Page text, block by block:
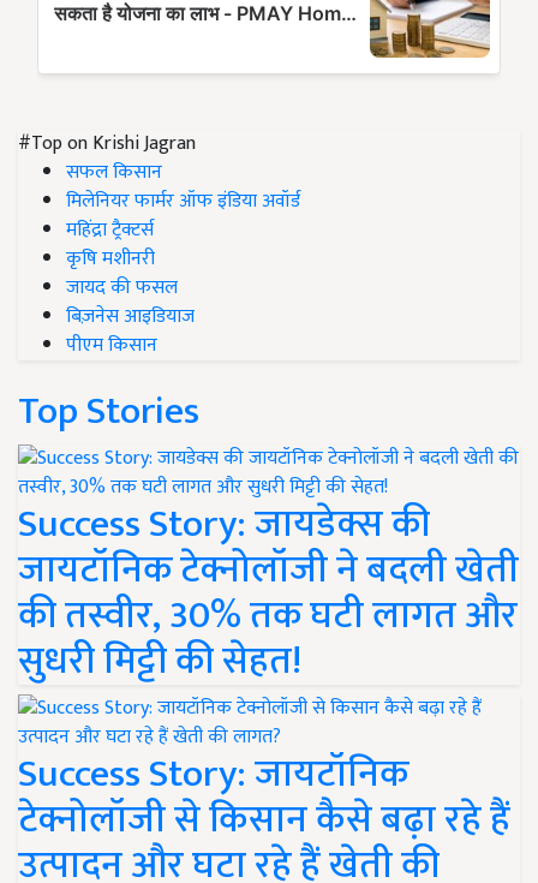
#Top on Krishi Jagran
सफल किसान
मिलेनियर फार्मर ऑफ इंडिया अवॉर्ड
महिंद्रा ट्रैक्टर्स
कृषि मशीनरी
जायद की फसल
बिज़नेस आइडियाज
पीएम किसान
Top Stories
Success Story: जायडेक्स की
जायटॉनिक टेक्नोलॉजी ने बदली खेती
की तस्वीर, 30% तक घटी लागत और
सुधरी मिट्टी की सेहत!
Success Story: जायटॉनिक
टेक्नोलॉजी से किसान कैसे बढ़ा रहे हैं
उत्पादन और घटा रहे हैं खेती की